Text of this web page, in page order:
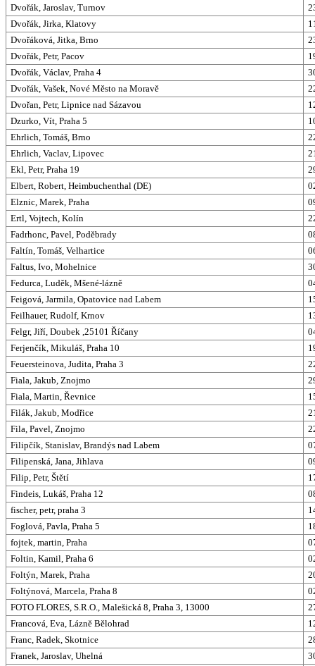
Dvořák, Jaroslav, Turnov
Dvořák, Jirka, Klatovy
Dvořáková, Jitka, Brno
Dvořák, Petr, Pacov
Dvořák, Václav, Praha 4
Dvořák, Vašek, Nové Město na Moravě
Dvořan, Petr, Lipnice nad Sázavou
Dzurko, Vít, Praha 5
Ehrlich, Tomáš, Brno
Ehrlich, Vaclav, Lipovec
Ekl, Petr, Praha 19
Elbert, Robert, Heimbuchenthal (DE)
Elznic, Marek, Praha
Ertl, Vojtech, Kolín
Fadrhonc, Pavel, Poděbrady
Faltín, Tomáš, Velhartice
Faltus, Ivo, Mohelnice
Fedurca, Luděk, Mšené-lázně
Feigová, Jarmila, Opatovice nad Labem
Feilhauer, Rudolf, Krnov
Felgr, Jiří, Doubek ,25101 Říčany
Ferjenčík, Mikuláš, Praha 10
Feuersteinova, Judita, Praha 3
Fiala, Jakub, Znojmo
Fiala, Martin, Řevnice
Filák, Jakub, Modřice
Fila, Pavel, Znojmo
Filipčík, Stanislav, Brandýs nad Labem
Filipenská, Jana, Jihlava
Filip, Petr, Štětí
Findeis, Lukáš, Praha 12
fischer, petr, praha 3
Foglová, Pavla, Praha 5
fojtek, martin, Praha
Foltin, Kamil, Praha 6
Foltýn, Marek, Praha
Foltýnová, Marcela, Praha 8
FOTO FLORES, S.R.O., Malešická 8, Praha 3, 13000
Francová, Eva, Lázně Bělohrad
Franc, Radek, Skotnice
Franek, Jaroslav, Uhelná